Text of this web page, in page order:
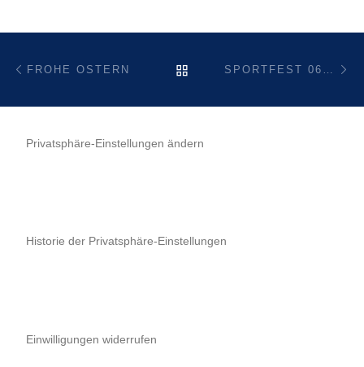
Beitragsnavigation
FROHE OSTERN ZURÜCK ZUR
Privatsphäre-Einstellungen ändern
Historie der Privatsphäre-Einstellungen
Einwilligungen widerrufen